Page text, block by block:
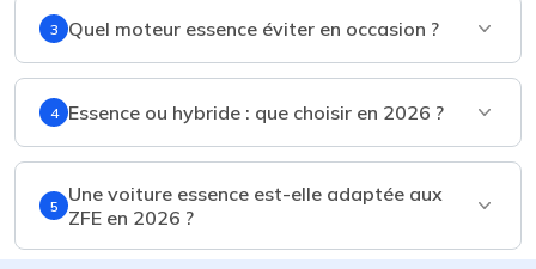
3 Quel moteur essence éviter en occasion ?
4 Essence ou hybride : que choisir en 2026 ?
5
Une voiture essence est-elle adaptée aux
ZFE en 2026 ?